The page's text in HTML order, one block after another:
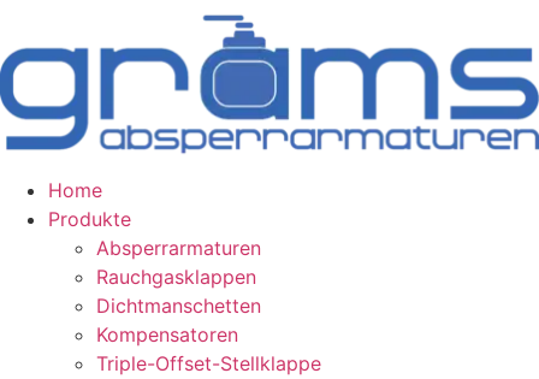
Inhalt
wechseln
Home
Produkte
Absperrarmaturen
Rauchgasklappen
Dichtmanschetten
Kompensatoren
Triple-Offset-Stellklappe